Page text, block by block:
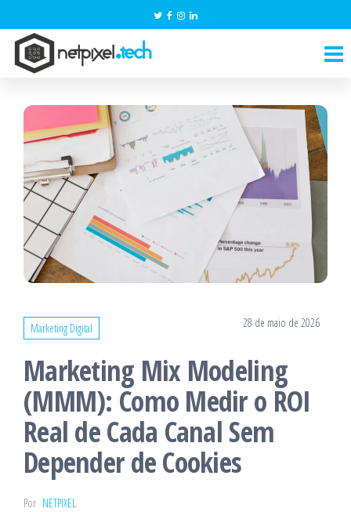
para
Marketing Digital 28 de maio de 2026
Marketing Mix Modeling
(MMM): Como Medir o ROI
Real de Cada Canal Sem
Depender de Cookies
Por NETPIXEL